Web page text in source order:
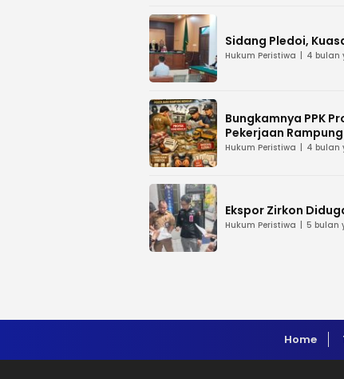
Sidang Pledoi,
Hukum Peristiwa 4 bulan
Bungkamnya PPK
Pekerjaan
Hukum Peristiwa 4 bulan
Ekspor Zirkon
Hukum Peristiwa 5 bulan
Home